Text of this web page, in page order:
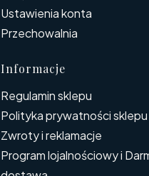
Ustawienia konta
Przechowalnia
Informacje
Regulamin sklepu
Polityka prywatności sklepu
Zwroty i reklamacje
Program lojalnościowy i